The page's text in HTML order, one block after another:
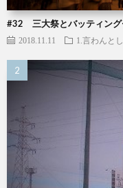
#32 三大祭とバッティング
2018.11.11 1.言わんと